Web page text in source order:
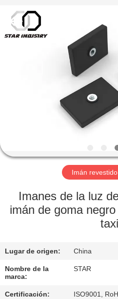
PRODUCTOS
NOSOTROS
VIAJE
FÁBRICA
DE
CALIDAD
Proveedor.
Copyright
2021
Imán
Imanes de la luz
imán de goma
taxi
Lugar de origen: China
Nombre de la
marca:
STAR
Certificación: ISO9001,